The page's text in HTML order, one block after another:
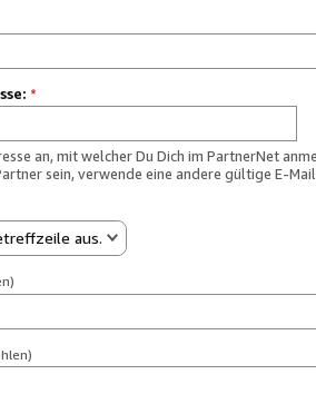
*
an, mit welcher Du Dich im PartnerNet
sein, verwende eine andere gültige E-
aus.